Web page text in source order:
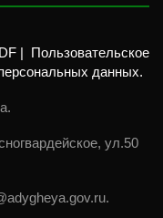
|
Пользовательское
данных.
ул.50